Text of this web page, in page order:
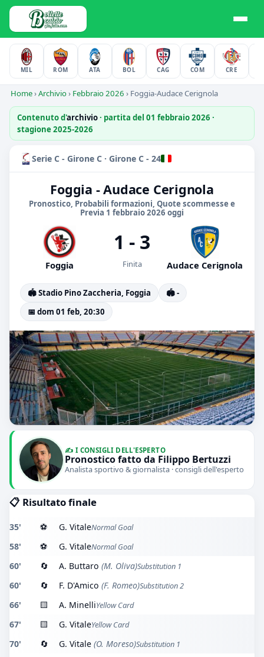
MIL ROM ATA BOL CAG COM CRE
Home›Archivio› Febbraio 2026 › Foggia-Audace Cerignola
Contenuto d'archivio· partita del 01 febbraio 2026 ·
stagione 2025-2026
Serie C - Girone C · Girone C - 24
Foggia - Audace Cerignola
Pronostico, Probabili formazioni, Quote scommesse e
Previa 1 febbraio 2026 oggi
Foggia
1 - 3
Finita Audace Cerignola
🏟️ Stadio Pino Zaccheria, Foggia
🏟️ -
📅 dom 01 feb, 20:30
✍️ I CONSIGLI DELL'ESPERTO
Pronostico fatto da Filippo Bertuzzi
Analista sportivo & giornalista · consigli dell'esperto
📋 Risultato finale
35' ⚽ G. VitaleNormal Goal
58' ⚽ G. VitaleNormal Goal
60' 🔄 A. Buttaro (M. Oliva)Substitution 1
60' 🔄 F. D'Amico (F. Romeo)Substitution 2
66' 🟨 A. MinelliYellow Card
67' 🟨 G. VitaleYellow Card
70' 🔄 G. Vitale (O. Moreso)Substitution 1